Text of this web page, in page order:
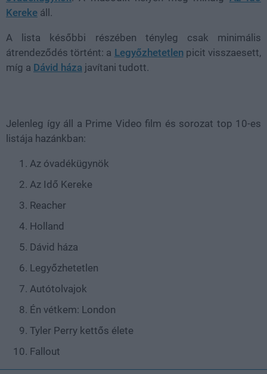
Kereke áll.
A lista későbbi részében tényleg csak minimális
átrendeződés történt: a Legyőzhetetlenpicit visszaesett,
míg a Dávid háza javítani tudott.
Jelenleg így áll a Prime Video film és sorozat top 10-es
listája hazánkban:
Az óvadékügynök
Az Idő Kereke
Reacher
Holland
Dávid háza
Legyőzhetetlen
Autótolvajok
Én vétkem: London
Tyler Perry kettős élete
Fallout